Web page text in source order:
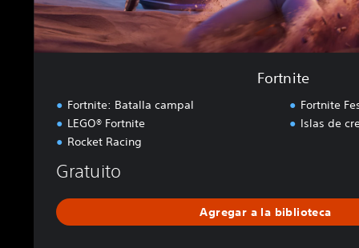
Fortnite
Fortnite: Batalla campal
LEGO® Fortnite
Rocket Racing
Fortnite
Islas de
Gratuito
Agregar a la biblioteca